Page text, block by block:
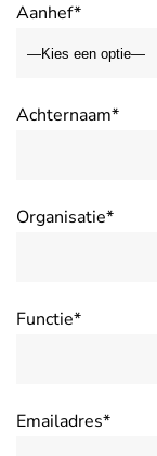
Aanhef*
Achternaam*
Organisatie*
Functie*
Emailadres*